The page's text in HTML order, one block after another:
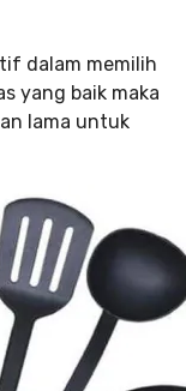
dalam memilih
yang baik maka
lama untuk